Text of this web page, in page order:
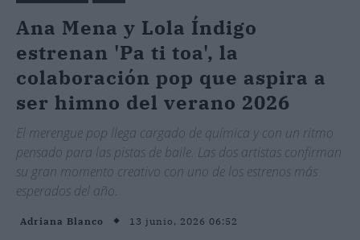
Ana Mena y Lola Índigo
estrenan 'Pa ti toa', la
colaboración pop que aspira a
ser himno del verano 2026
El merengue pop llega cargado de química y con un ritmo
pensado para las pistas de baile. Las dos artistas confirman
su gran momento creativo con uno de los estrenos más
esperados del año.
Adriana Blanco 13 junio, 2026 06:52